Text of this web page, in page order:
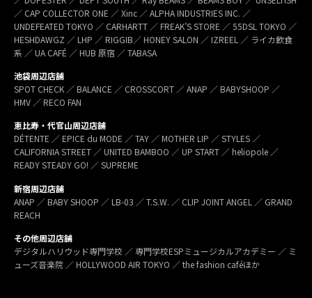
／ CAP COLLECTOR ONE ／ Xinc ／ ALPHA INDUSTRIES INC. ／
UNDEFEATED TOKYO ／ CARHARTT ／ FREAK’S STORE ／ 55DSL TOKYO ／
HESHDAWGZ ／ LHP ／ RIGGIB／ HONEY SALON ／ IZREEL ／ ライカ飲食
系 ／ UA CAFÉ ／ HUB 原宿 ／ TABASA
池袋周辺店舗
SPOT CHECK ／ BALANCE ／ CROSSCORT ／ ANAP ／ BABYSHOOP ／
HMV ／ RECO FAN
恵比寿・代官山周辺店舗
DÉTENTE ／ EPICE du MODE ／ TAY ／ MOTHER LIP ／ STYLES ／
CALIFORNIA STREET ／ UNITED BAMBOO ／ UP START ／ heliopole ／
READY STEADY GO! ／ SUPREME
新宿周辺店舗
ANAP ／ BABY SHOOP ／ LB-03 ／ T.S.W. ／ CLIP JOINT ANGEL ／ GRAND
REACH
その他周辺店舗
デジタルハリウッド専門学校 ／ 専門学校ESPミュージカルアカデミー ／ ミ
ューズ音楽院 ／ HOLLYWOOD AIR TOKYO ／ the fashion caféほか